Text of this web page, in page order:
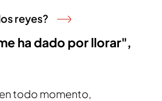
reyes?
ha dado por llorar",
todo momento,